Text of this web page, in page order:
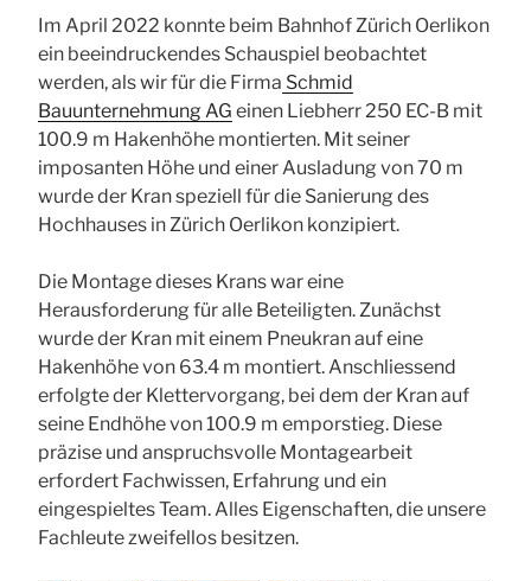
Im April 2022 konnte beim Bahnhof Zürich Oerlikon
ein beeindruckendes Schauspiel beobachtet
werden, als wir für die Firma Schmid
Bauunternehmung AG einen Liebherr 250 EC-B mit
100.9 m Hakenhöhe montierten. Mit seiner
imposanten Höhe und einer Ausladung von 70 m
wurde der Kran speziell für die Sanierung des
Hochhauses in Zürich Oerlikon konzipiert.
Die Montage dieses Krans war eine
Herausforderung für alle Beteiligten. Zunächst
wurde der Kran mit einem Pneukran auf eine
Hakenhöhe von 63.4 m montiert. Anschliessend
erfolgte der Klettervorgang, bei dem der Kran auf
seine Endhöhe von 100.9 m emporstieg. Diese
präzise und anspruchsvolle Montagearbeit
erfordert Fachwissen, Erfahrung und ein
eingespieltes Team. Alles Eigenschaften, die unsere
Fachleute zweifellos besitzen.